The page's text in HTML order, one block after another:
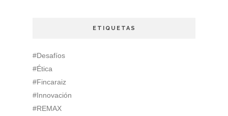
ETIQUETAS
#Desafíos
#Ética
#Fincaraiz
#Innovación
#REMAX